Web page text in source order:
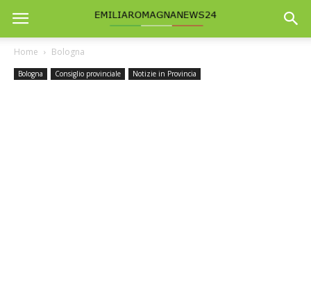
Home Bologna
Bologna Consiglio provinciale Notizie in Provincia